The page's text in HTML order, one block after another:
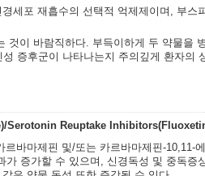
세포 재흡수의 선택적 억제제이며, 부스
것이 바람직하다. 부득이하게 두 약물을
증후군이 나타나는지 주의깊게 환자의
Serotonin Reuptake
바마제핀 및/또는 카르바마제핀-10,11-
가 증가할 수 있으며, 신경독성 및 중독증